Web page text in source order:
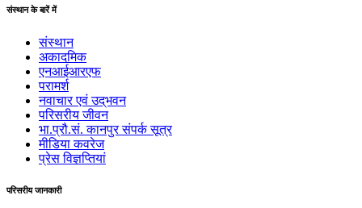
संस्थान के बारें में
संस्थान
अकादमिक
एनआईआरएफ
परामर्श
नवाचार एवं उद्‌‌भवन
परिसरीय जीवन
भा.प्रौ.सं. कानपुर संपर्क सूत्र
मीडिया कवरेज
प्रेस विज्ञप्तियां
परिसरीय जानकारी